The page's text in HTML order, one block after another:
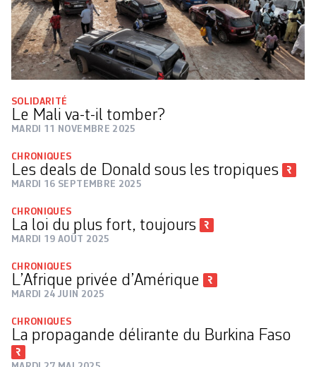
SOLIDARITÉ
Le Mali va-t-il tomber?
MARDI 11 NOVEMBRE 2025
CHRONIQUES
Les deals de Donald sous les tropiques
MARDI 16 SEPTEMBRE 2025
CHRONIQUES
La loi du plus fort, toujours
MARDI 19 AOÛT 2025
CHRONIQUES
L’Afrique privée d’Amérique
MARDI 24 JUIN 2025
CHRONIQUES
La propagande délirante du Burkina Faso